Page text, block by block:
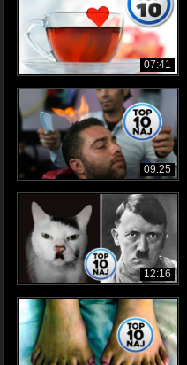
07:41
09:25
12:16